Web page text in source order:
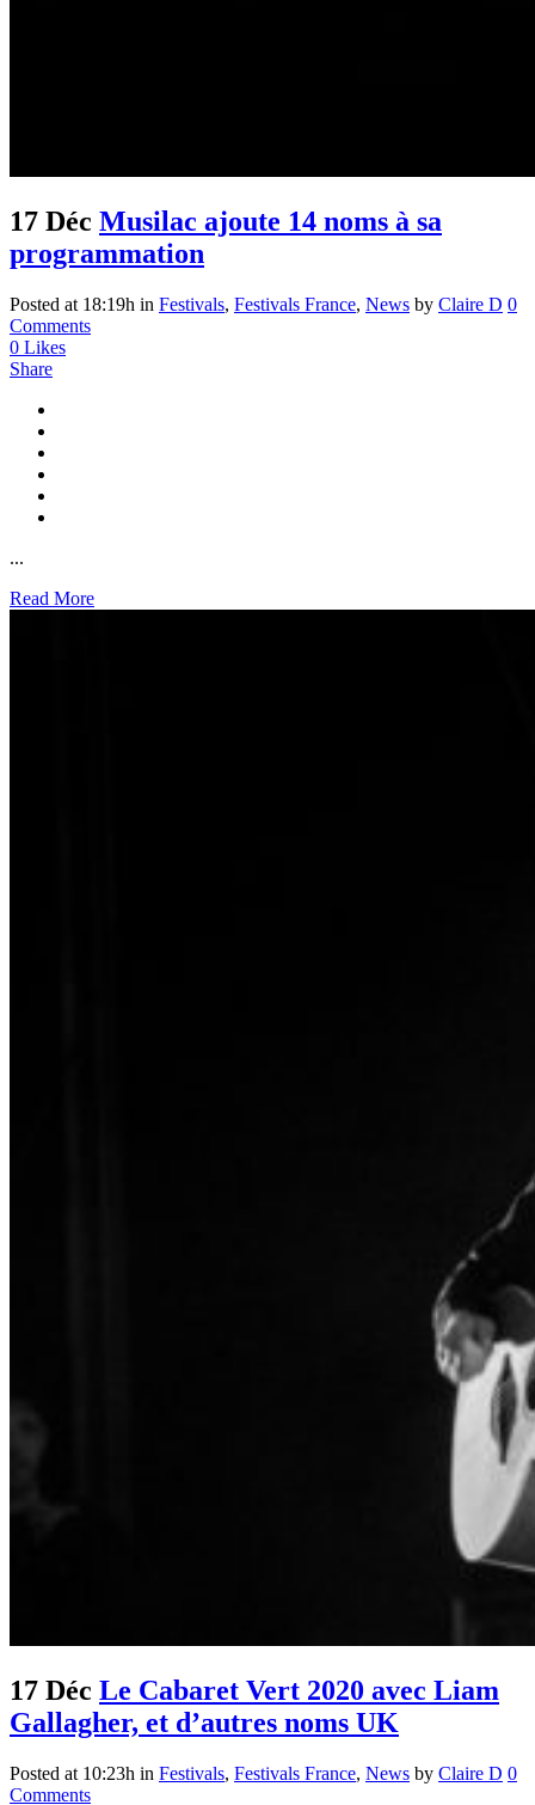
17 Déc Musilac ajoute 14 noms à sa
programmation
Posted at 18:19h in Festivals, Festivals France, News by Claire D 0
Comments
0 Likes
Share
...
Read More
17 Déc Le Cabaret Vert 2020 avec Liam
Gallagher, et d’autres noms UK
Posted at 10:23h in Festivals, Festivals France, News by Claire D 0
Comments